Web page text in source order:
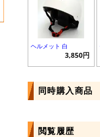
ヘルメット 白
3,850円
同時購入商品
閲覧履歴